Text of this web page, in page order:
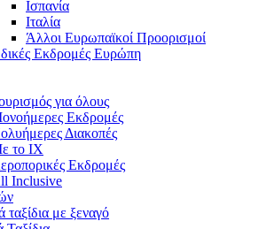
Ισπανία
Ιταλία
Άλλοι Ευρωπαϊκοί Προορισμοί
Εκδρομές Ευρώπη
για όλους
Εκδρομές
Διακοπές
το ΙΧ
Εκδρομές
Inclusive
ταξίδια με ξεναγό